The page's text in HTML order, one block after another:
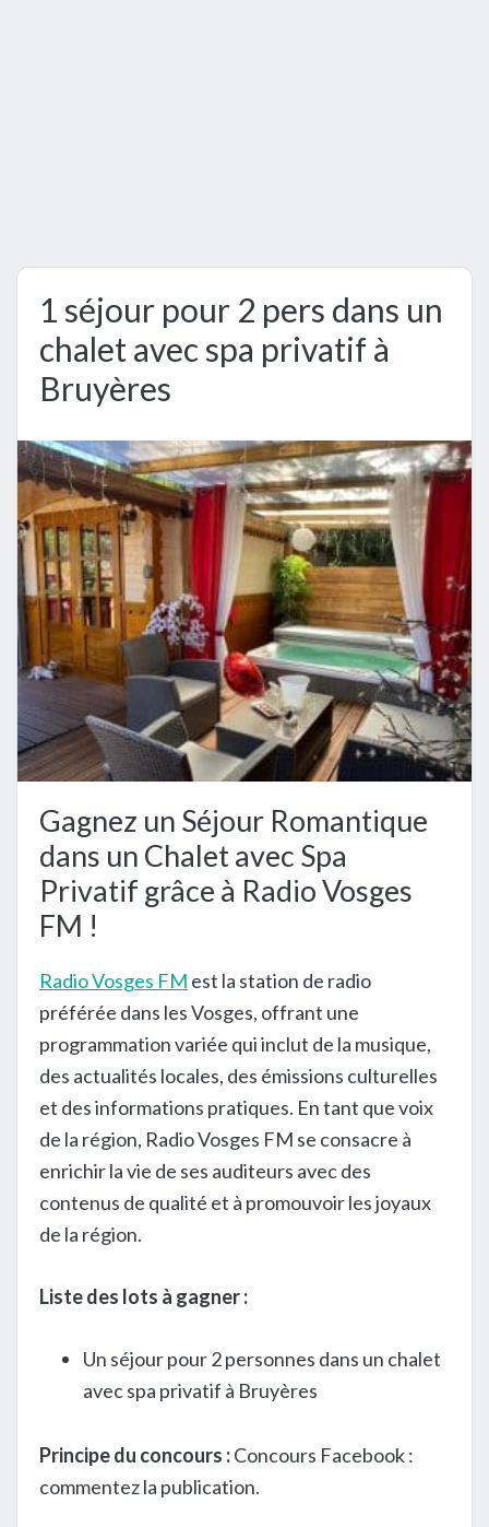
1 séjour pour 2 pers dans un
chalet avec spa privatif à
Bruyères
Gagnez un Séjour Romantique
dans un Chalet avec Spa
Privatif grâce à Radio Vosges
FM !
Radio Vosges FM est la station de radio
préférée dans les Vosges, offrant une
programmation variée qui inclut de la musique,
des actualités locales, des émissions culturelles
et des informations pratiques. En tant que voix
de la région, Radio Vosges FM se consacre à
enrichir la vie de ses auditeurs avec des
contenus de qualité et à promouvoir les joyaux
de la région.
Liste des lots à gagner :
Un séjour pour 2 personnes dans un chalet
avec spa privatif à Bruyères
Principe du concours :Concours Facebook :
commentez la publication.